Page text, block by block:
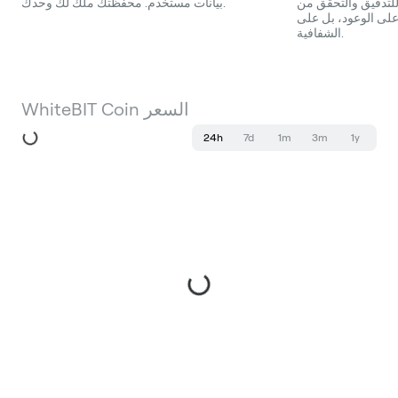
على الوعود، بل على
WhiteBIT Coin السعر
24h 7d 1m 3m 1y